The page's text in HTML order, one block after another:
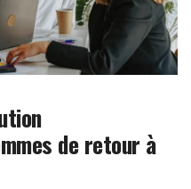
de retour à